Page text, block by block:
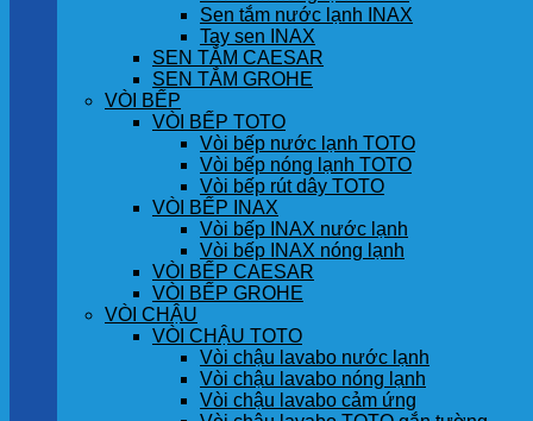
Sen tắm nước lạnh INAX
Tay sen INAX
SEN TẮM CAESAR
SEN TẮM GROHE
VÒI BẾP
VÒI BẾP TOTO
Vòi bếp nước lạnh TOTO
Vòi bếp nóng lạnh TOTO
Vòi bếp rút dây TOTO
VÒI BẾP INAX
Vòi bếp INAX nước lạnh
Vòi bếp INAX nóng lạnh
VÒI BẾP CAESAR
VÒI BẾP GROHE
VÒI CHẬU
VÒI CHẬU TOTO
Vòi chậu lavabo nước lạnh
Vòi chậu lavabo nóng lạnh
Vòi chậu lavabo cảm ứng